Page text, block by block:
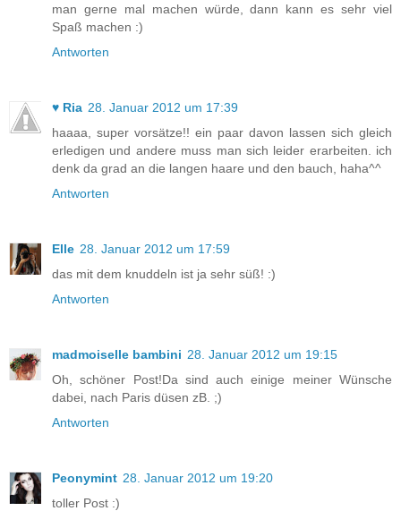
man gerne mal machen würde, dann kann es sehr viel
Spaß machen :)
Antworten
♥ Ria 28. Januar 2012 um 17:39
haaaa, super vorsätze!! ein paar davon lassen sich gleich
erledigen und andere muss man sich leider erarbeiten. ich
denk da grad an die langen haare und den bauch, haha^^
Antworten
Elle 28. Januar 2012 um 17:59
das mit dem knuddeln ist ja sehr süß! :)
Antworten
madmoiselle bambini 28. Januar 2012 um 19:15
Oh, schöner Post!Da sind auch einige meiner Wünsche
dabei, nach Paris düsen zB. ;)
Antworten
Peonymint 28. Januar 2012 um 19:20
toller Post :)